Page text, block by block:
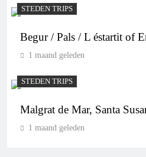
STEDEN TRIPS
Begur / Pals / L éstartit of
1 maand geleden
STEDEN TRIPS
Malgrat de Mar, Santa
1 maand geleden